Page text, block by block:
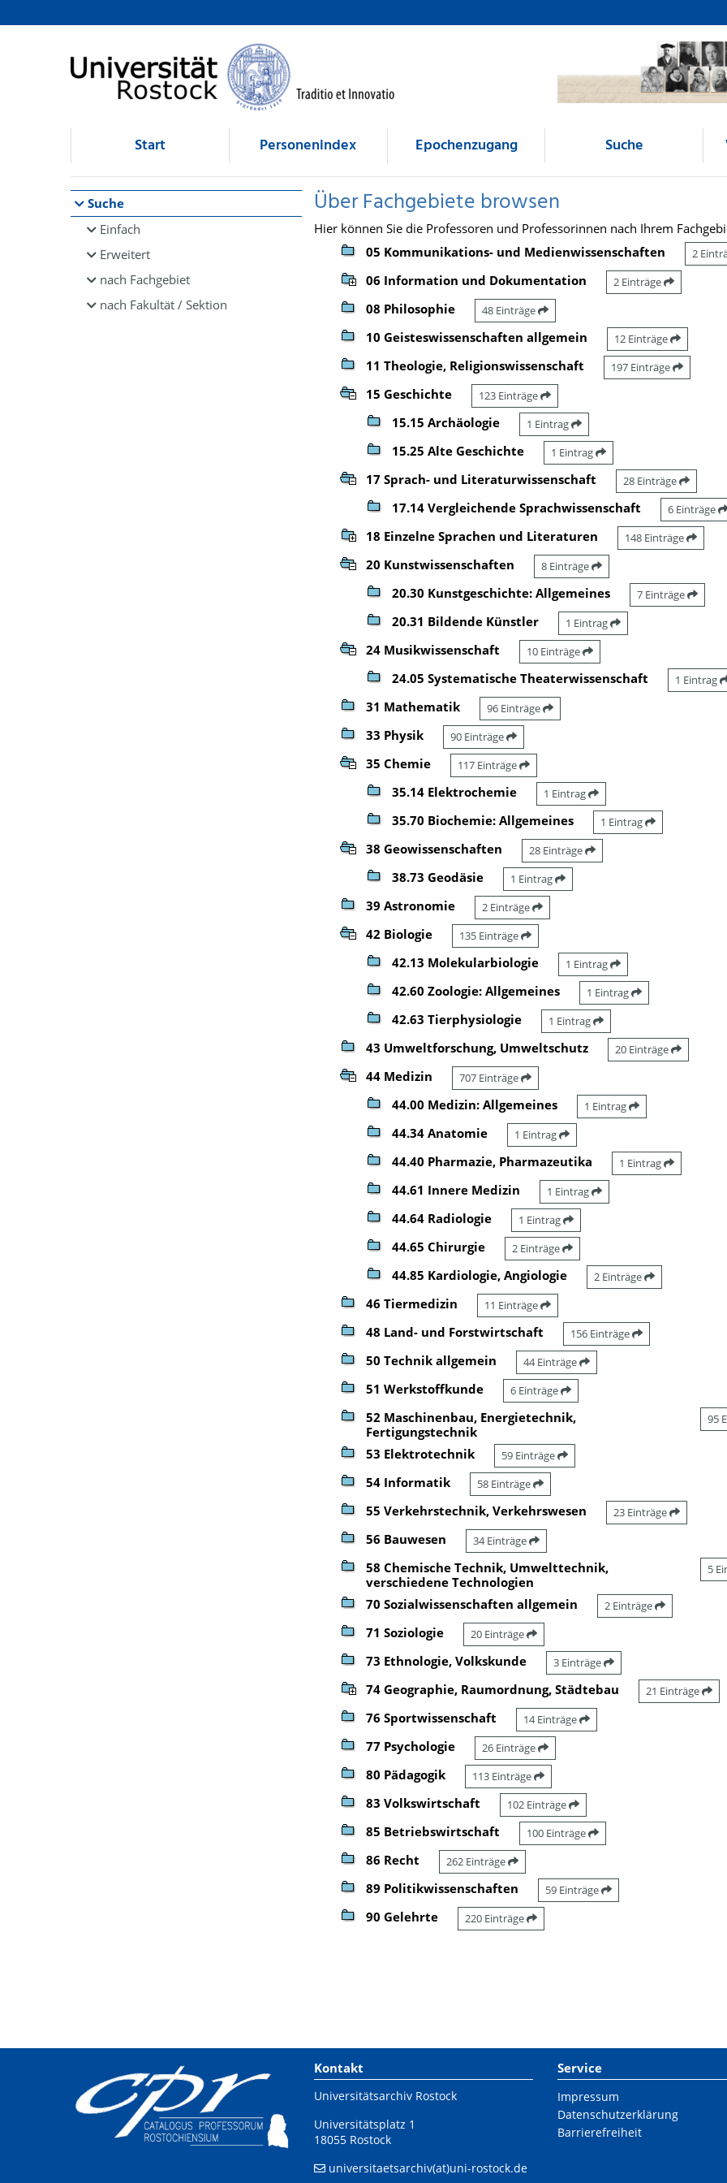
Browsen
direkt zum Inhalt
Start Personenindex Epochenzugang Suche
Suche
Einfach
Erweitert
nach Fachgebiet
nach Fakultät / Sektion
Über Fachgebiete browsen
Hier können Sie die Professoren und Professorinnen nach Ihrem
05 Kommunikations- und Medienwissenschaften
2
06 Information und Dokumentation 2 Einträge
08 Philosophie 48 Einträge
10 Geisteswissenschaften allgemein 12 Einträge
11 Theologie, Religionswissenschaft 197 Einträge
15 Geschichte 123 Einträge
15.15 Archäologie 1 Eintrag
15.25 Alte Geschichte 1 Eintrag
17 Sprach- und Literaturwissenschaft 28 Einträge
17.14 Vergleichende Sprachwissenschaft 6 Einträge
18 Einzelne Sprachen und Literaturen 148 Einträge
20 Kunstwissenschaften 8 Einträge
20.30 Kunstgeschichte: Allgemeines 7 Einträge
20.31 Bildende Künstler 1 Eintrag
24 Musikwissenschaft 10 Einträge
24.05 Systematische Theaterwissenschaft 1 Eintrag
31 Mathematik 96 Einträge
33 Physik 90 Einträge
35 Chemie 117 Einträge
35.14 Elektrochemie 1 Eintrag
35.70 Biochemie: Allgemeines 1 Eintrag
38 Geowissenschaften 28 Einträge
38.73 Geodäsie 1 Eintrag
39 Astronomie 2 Einträge
42 Biologie 135 Einträge
42.13 Molekularbiologie 1 Eintrag
42.60 Zoologie: Allgemeines 1 Eintrag
42.63 Tierphysiologie 1 Eintrag
43 Umweltforschung, Umweltschutz 20 Einträge
44 Medizin 707 Einträge
44.00 Medizin: Allgemeines 1 Eintrag
44.34 Anatomie 1 Eintrag
44.40 Pharmazie, Pharmazeutika 1 Eintrag
44.61 Innere Medizin 1 Eintrag
44.64 Radiologie 1 Eintrag
44.65 Chirurgie 2 Einträge
44.85 Kardiologie, Angiologie 2 Einträge
46 Tiermedizin 11 Einträge
48 Land- und Forstwirtschaft 156 Einträge
50 Technik allgemein 44 Einträge
51 Werkstoffkunde 6 Einträge
52 Maschinenbau, Energietechnik,
Fertigungstechnik
95
53 Elektrotechnik 59 Einträge
54 Informatik 58 Einträge
55 Verkehrstechnik, Verkehrswesen 23 Einträge
56 Bauwesen 34 Einträge
58 Chemische Technik, Umwelttechnik,
verschiedene Technologien
5
70 Sozialwissenschaften allgemein 2 Einträge
71 Soziologie 20 Einträge
73 Ethnologie, Volkskunde 3 Einträge
74 Geographie, Raumordnung, Städtebau 21 Einträge
76 Sportwissenschaft 14 Einträge
77 Psychologie 26 Einträge
80 Pädagogik 113 Einträge
83 Volkswirtschaft 102 Einträge
85 Betriebswirtschaft 100 Einträge
86 Recht 262 Einträge
89 Politikwissenschaften 59 Einträge
90 Gelehrte 220 Einträge
Kontakt
Universitätsarchiv Rostock
Universitätsplatz 1
18055 Rostock
universitaetsarchiv(at)uni-rostock.de
Service
Impressum
Datenschutzerklärung
Barrierefreiheit